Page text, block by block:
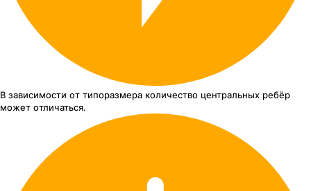
В зависимости от типоразмера количество центральных ребёр
может отличаться.